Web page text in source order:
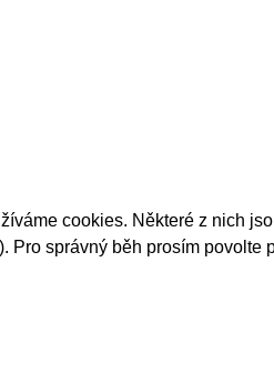
cookies. Některé z nich
Pro správný běh prosím povolte